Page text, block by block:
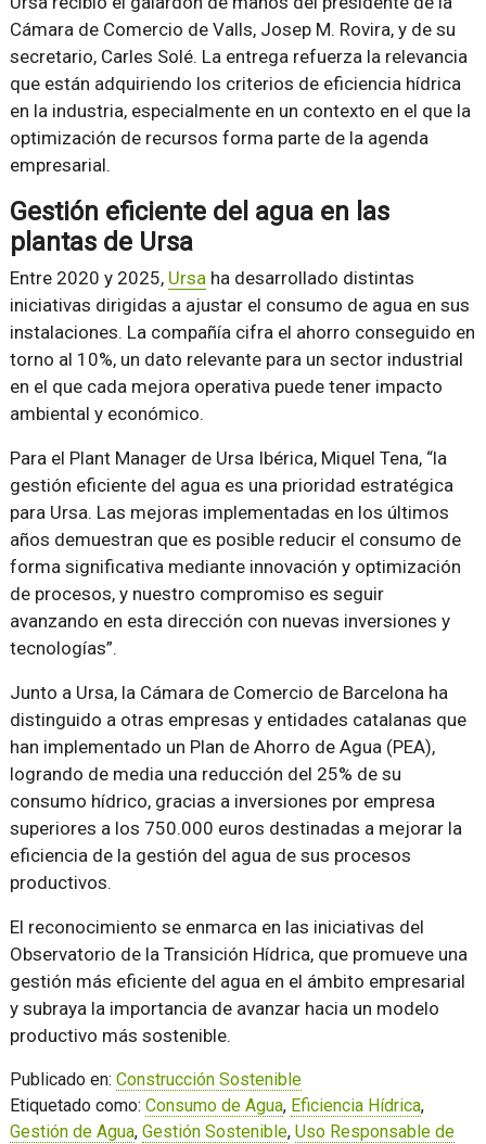
Cámara de Comercio de Valls, Josep M. Rovira, y de su
secretario, Carles Solé. La entrega refuerza la relevancia
que están adquiriendo los criterios de eficiencia hídrica
en la industria, especialmente en un contexto en el que la
optimización de recursos forma parte de la agenda
empresarial.
Gestión eficiente del agua en las
plantas de Ursa
Entre 2020 y 2025, Ursaha desarrollado distintas
iniciativas dirigidas a ajustar el consumo de agua en sus
instalaciones. La compañía cifra el ahorro conseguido en
torno al 10%, un dato relevante para un sector industrial
en el que cada mejora operativa puede tener impacto
ambiental y económico.
Para el Plant Manager de Ursa Ibérica, Miquel Tena, “la
gestión eficiente del agua es una prioridad estratégica
para Ursa. Las mejoras implementadas en los últimos
años demuestran que es posible reducir el consumo de
forma significativa mediante innovación y optimización
de procesos, y nuestro compromiso es seguir
avanzando en esta dirección con nuevas inversiones y
tecnologías”.
Junto a Ursa, la Cámara de Comercio de Barcelona ha
distinguido a otras empresas y entidades catalanas que
han implementado un Plan de Ahorro de Agua (PEA),
logrando de media una reducción del 25% de su
consumo hídrico, gracias a inversiones por empresa
superiores a los 750.000 euros destinadas a mejorar la
eficiencia de la gestión del agua de sus procesos
productivos.
El reconocimiento se enmarca en las iniciativas del
Observatorio de la Transición Hídrica, que promueve una
gestión más eficiente del agua en el ámbito empresarial
y subraya la importancia de avanzar hacia un modelo
productivo más sostenible.
Publicado en: Construcción Sostenible
Etiquetado como: Consumo de Agua, Eficiencia Hídrica,
Gestión de Agua, Gestión Sostenible, Uso Responsable de